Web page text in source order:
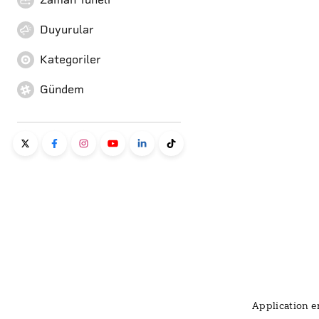
Duyurular
Kategoriler
Gündem
Application